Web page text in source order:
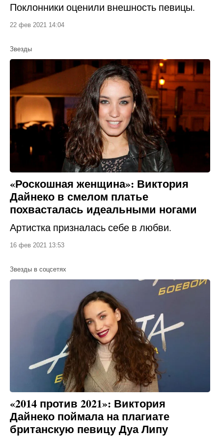
Поклонники оценили внешность певицы.
22 фев 2021 14:04
Звезды
«Роскошная женщина»: Виктория
Дайнеко в смелом платье
похвасталась идеальными ногами
Артистка призналась себе в любви.
16 фев 2021 13:53
Звезды в соцсетях
«2014 против 2021»: Виктория
Дайнеко поймала на плагиате
британскую певицу Дуа Липу